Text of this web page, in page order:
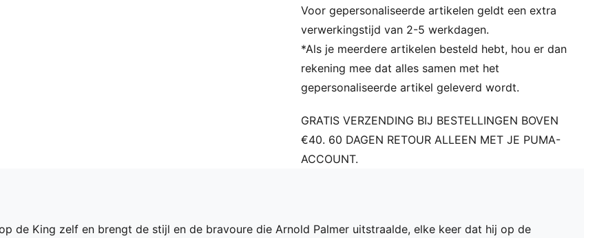
Voor gepersonaliseerde artikelen geldt een extra
verwerkingstijd van 2-5 werkdagen.
*Als je meerdere artikelen besteld hebt, hou er dan
rekening mee dat alles samen met het
gepersonaliseerde artikel geleverd wordt.
GRATIS VERZENDING BIJ BESTELLINGEN BOVEN
€40. 60 DAGEN RETOUR ALLEEN MET JE PUMA-
ACCOUNT.
de King zelf en brengt de stijl en de bravoure die Arnold Palmer uitstraalde, elke keer dat hij op de